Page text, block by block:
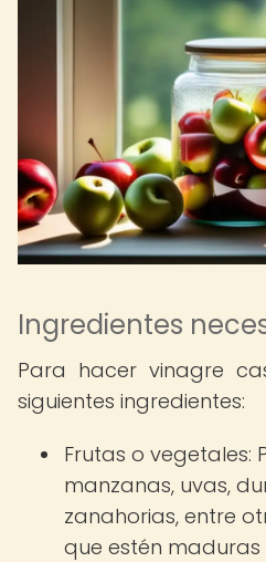
Ingredientes
Para hacer vinagre
siguientes ingredientes:
Frutas o vegetales:
manzanas, uvas,
zanahorias, entre
que estén